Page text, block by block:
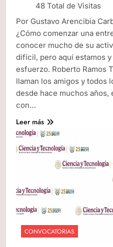
48 Total de Visitas
Por Gustavo Arencibia
¿Cómo comenzar una
conocer mucho de su
difícil, pero aquí estamos
esfuerzo. Roberto Ramos
llaman los amigos y todos
desde hace muchos años,
con…
Leer más
CONVOCATORIAS